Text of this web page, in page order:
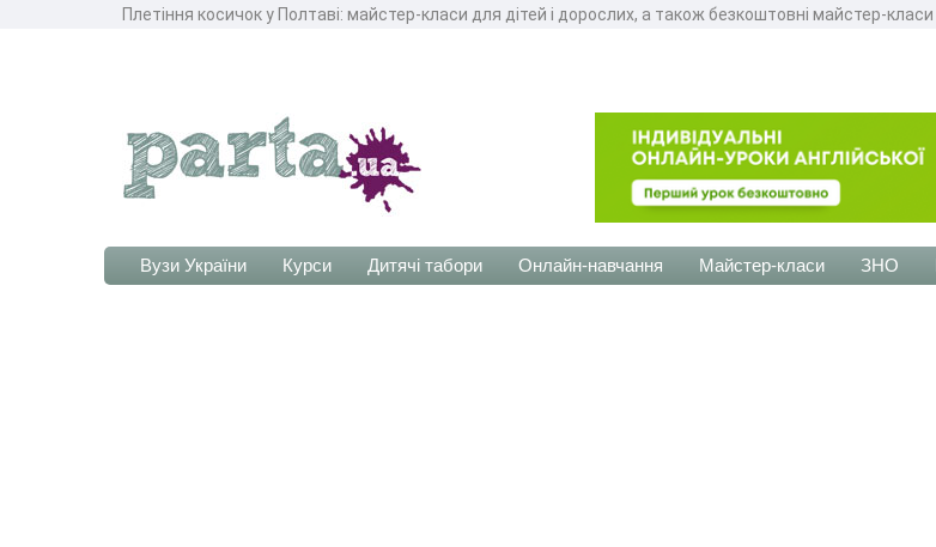
Плетіння косичок у Полтаві: майстер-класи для дітей і дорослих, а також безкоштовні майстер-класи
Вузи України Курси Дитячі табори Онлайн-навчання Майстер-класи ЗНО